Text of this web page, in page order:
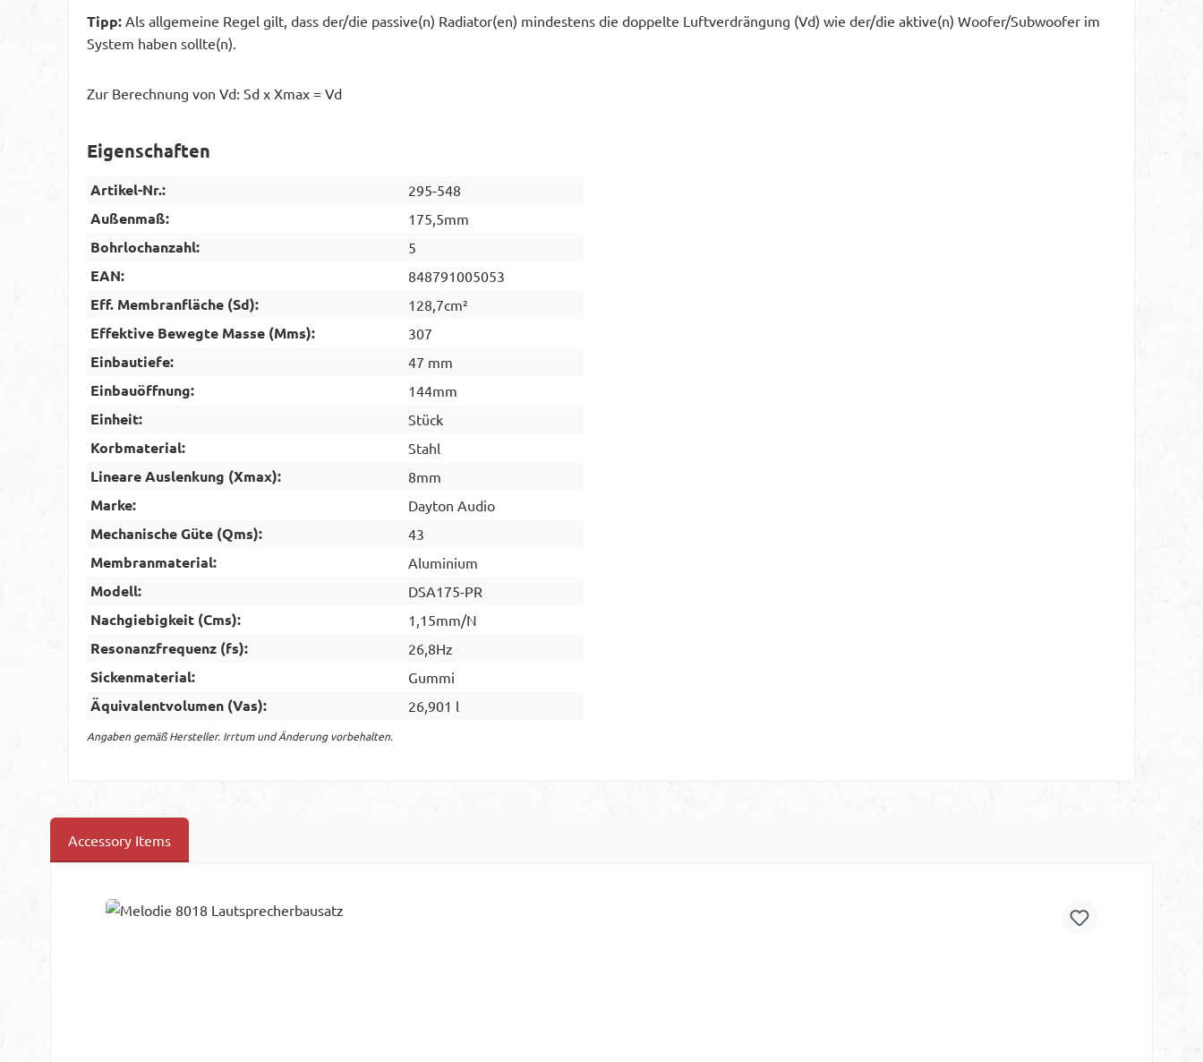
Tipp: Als allgemeine Regel gilt, dass der/die passive(n) Radiator(en) mindestens die doppelte Luftverdrängung (Vd) wie der/die aktive(n) Woofer/Subwoofer im
System haben sollte(n).
Zur Berechnung von Vd: Sd x Xmax = Vd
Eigenschaften
Artikel-Nr.: 295-548
Außenmaß: 175,5mm
Bohrlochanzahl: 5
EAN: 848791005053
Eff. Membranfläche (Sd): 128,7cm²
Effektive Bewegte Masse (Mms): 307
Einbautiefe: 47 mm
Einbauöffnung: 144mm
Einheit: Stück
Korbmaterial: Stahl
Lineare Auslenkung (Xmax): 8mm
Marke: Dayton Audio
Mechanische Güte (Qms): 43
Membranmaterial: Aluminium
Modell: DSA175-PR
Nachgiebigkeit (Cms): 1,15mm/N
Resonanzfrequenz (fs): 26,8Hz
Sickenmaterial: Gummi
Äquivalentvolumen (Vas): 26,901 l
Angaben gemäß Hersteller. Irrtum und Änderung vorbehalten.
Accessory Items